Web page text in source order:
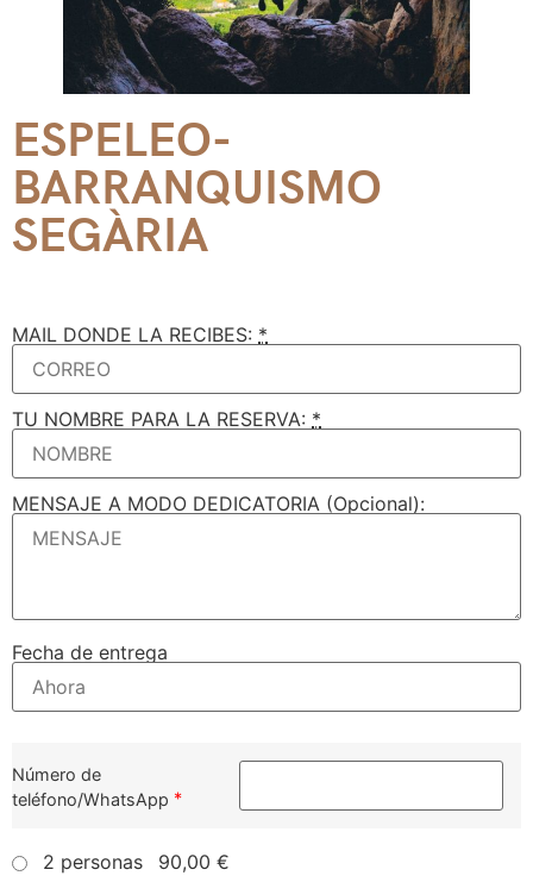
ESPELEO-
BARRANQUISMO
SEGÀRIA
MAIL DONDE LA RECIBES: *
TU NOMBRE PARA LA RESERVA: *
MENSAJE A MODO DEDICATORIA (Opcional):
Fecha de entrega
Número de
teléfono/WhatsApp *
2 personas
90,00 €